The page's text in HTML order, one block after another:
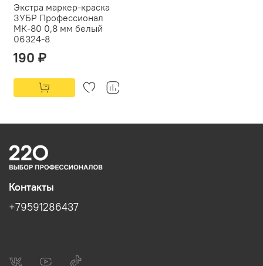
Экстра маркер-краска
ЗУБР Профессионал
МК-80 0,8 мм белый
06324-8
190 ₽
Контакты
+79591286437